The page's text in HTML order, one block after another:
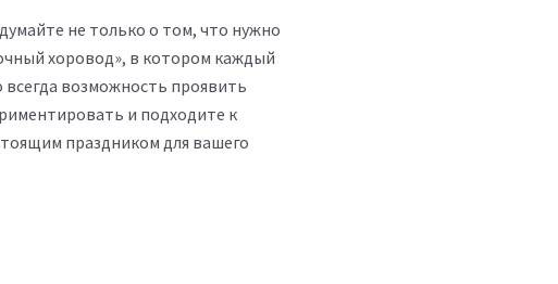
не только о том, что нужно
хоровод», в котором каждый
возможность проявить
и подходите к
праздником для вашего